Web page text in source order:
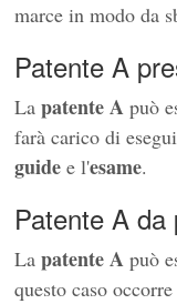
marce in modo da
Patente A
La patente A può
farà carico di
guide e l'esame.
Patente A da
La patente A può
questo caso